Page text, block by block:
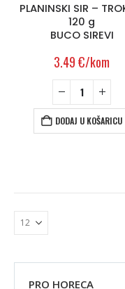
PLANINSKI SIR –
120 g
BUCO SIREVI
3.49€/kom
DODAJ U KOŠARICU
PRO HORECA